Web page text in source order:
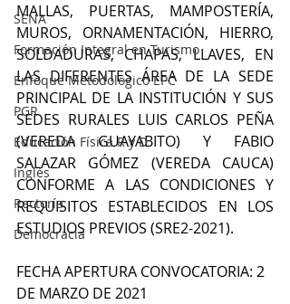
SENA
Formación Integral en Turismo
Enfoque Metodologico EPC
PGR
Educación Física R y D
Inglés
Rectoría
Democracia
MALLAS, PUERTAS, MAMPOSTERÍA,
MUROS, ORNAMENTACIÓN, HIERRO,
SOLDADURAS, CHAPAS, LLAVES, EN
LAS DIFERENTES ÁREA DE LA SEDE
PRINCIPAL DE LA INSTITUCIÓN Y SUS
SEDES RURALES LUIS CARLOS PEÑA
(VEREDA GUAYABITO) Y FABIO
SALAZAR GÓMEZ (VEREDA CAUCA)
CONFORME A LAS CONDICIONES Y
REQUISITOS ESTABLECIDOS EN LOS
ESTUDIOS PREVIOS (SRE2-2021).
FECHA APERTURA CONVOCATORIA: 2
DE MARZO DE 2021